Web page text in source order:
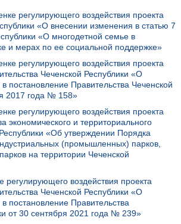
КОРРУПЦИИ
регулирующего воздействия проекта
«О внесении изменения в статью 7
«О многодетной семье в
и мерах по ее социальной поддержке»
регулирующего воздействия проекта
Чеченской Республики «О
постановление Правительства Чеченской
2017 года № 158»
регулирующего воздействия проекта
экономического и территориального
«Об утверждении Порядка
(промышленных) парков,
на территории Чеченской
воздействия проекта
Чеченской Республики «О
постановление Правительства
от 30 сентября 2021 года № 239»